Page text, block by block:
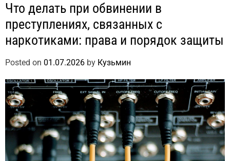
Что делать при обвинении в
преступлениях, связанных с
наркотиками: права и порядок защиты
Posted on 01.07.2026 by Кузьмин